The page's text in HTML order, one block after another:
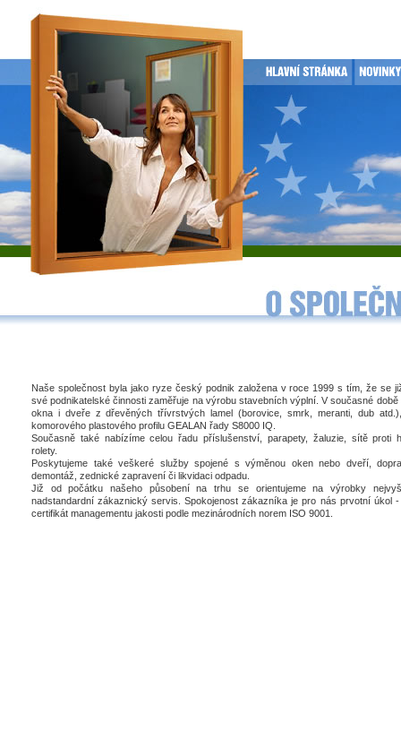
Naše společnost byla jako ryze český podnik založena v roce 1999 s tím, že se
své podnikatelské činnosti zaměřuje na výrobu stavebních výplní. V současné
okna i dveře z dřevěných třívrstvých lamel (borovice, smrk, meranti, dub
komorového plastového profilu GEALAN řady S8000 IQ.
Současně také nabízíme celou řadu příslušenství, parapety, žaluzie, sítě proti
rolety.
Poskytujeme také veškeré služby spojené s výměnou oken nebo dveří,
demontáž, zednické zapravení či likvidaci odpadu.
Již od počátku našeho působení na trhu se orientujeme na výrobky
nadstandardní zákaznický servis. Spokojenost zákazníka je pro nás prvotní úkol
certifikát managementu jakosti podle mezinárodních norem ISO 9001.